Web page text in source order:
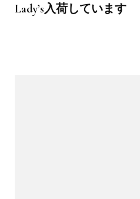
Lady’s入荷しています